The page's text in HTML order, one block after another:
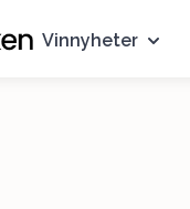
Vinnyheter